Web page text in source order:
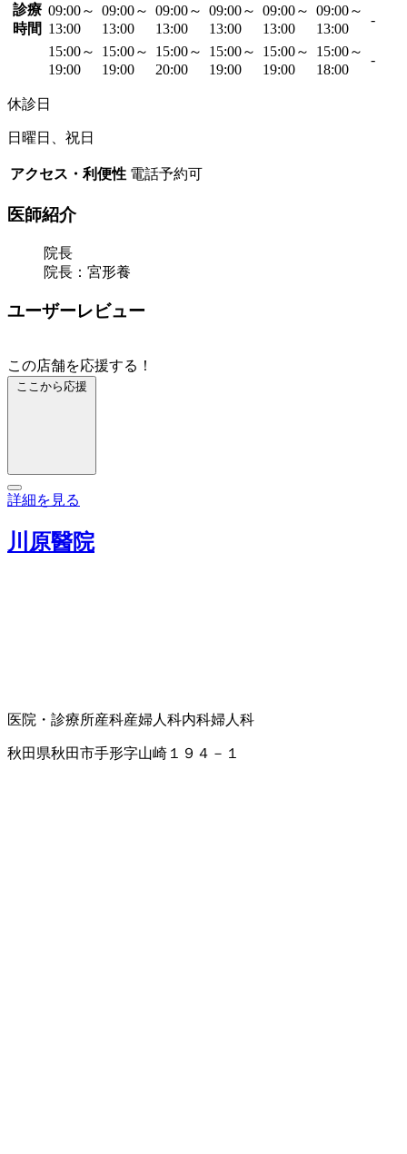
診療
時間
09:00～
13:00
09:00～
13:00
09:00～
13:00
09:00～
13:00
09:00～
13:00
09:00～
13:00
-
15:00～
19:00
15:00～
19:00
15:00～
20:00
15:00～
19:00
15:00～
19:00
15:00～
18:00
-
休診日
日曜日、祝日
アクセス・利便性 電話予約可
医師紹介
院長
院長：宮形養
ユーザーレビュー
この店舗を応援する！
ここから応援
詳細を見る
川原醫院
医院・診療所産科産婦人科内科婦人科
秋田県秋田市手形字山崎１９４－１